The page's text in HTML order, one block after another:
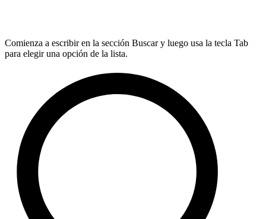
Comienza a escribir en la sección Buscar y luego usa la tecla Tab
para elegir una opción de la lista.